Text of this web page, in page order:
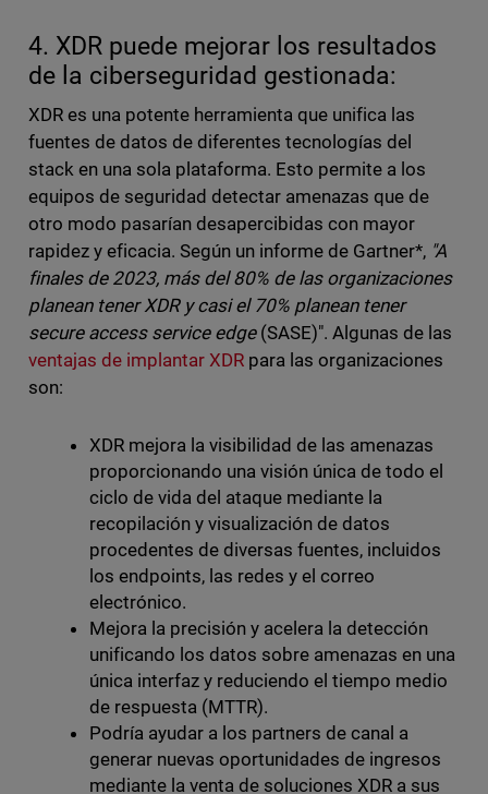
4. XDR puede mejorar los resultados
de la ciberseguridad gestionada:
XDR es una potente herramienta que unifica las
fuentes de datos de diferentes tecnologías del
stack en una sola plataforma. Esto permite a los
equipos de seguridad detectar amenazas que de
otro modo pasarían desapercibidas con mayor
rapidez y eficacia. Según un informe de Gartner*, "A
finales de 2023, más del 80% de las organizaciones
planean tener XDR y casi el 70% planean tener
secure access service edge(SASE)". Algunas de las
ventajas de implantar XDRpara las organizaciones
son:
XDR mejora la visibilidad de las amenazas
proporcionando una visión única de todo el
ciclo de vida del ataque mediante la
recopilación y visualización de datos
procedentes de diversas fuentes, incluidos
los endpoints, las redes y el correo
electrónico.
Mejora la precisión y acelera la detección
unificando los datos sobre amenazas en una
única interfaz y reduciendo el tiempo medio
de respuesta (MTTR).
Podría ayudar a los partners de canal a
generar nuevas oportunidades de ingresos
mediante la venta de soluciones XDR a sus